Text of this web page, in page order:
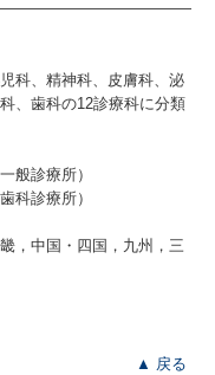
科、精神科、皮膚科、泌
、歯科の12診療科に分類
般診療所）
科診療所）
，中国・四国，九州，三
▲ 戻る